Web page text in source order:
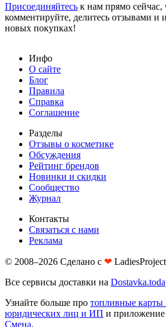
Присоединяйтесь к нам прямо сейчас,
комментируйте, делитесь отзывами и
новых покупках!
Инфо
О сайте
Блог
Правила
Справка
Соглашение
Разделы
Отзывы о косметике
Обсуждения
Рейтинг брендов
Новинки и скидки
Сообщество
Журнал
Контакты
Связаться с нами
Реклама
© 2008–2026 Сделано с ❤︎
Все сервисы доставки на
Узнайте больше про топливные карты
юридических лиц и ИП и приложение
Смена.